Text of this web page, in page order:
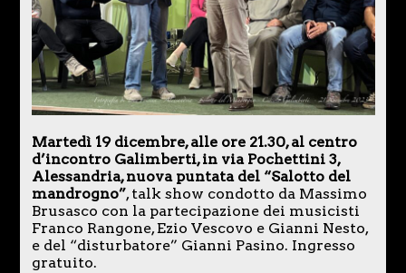
Martedì 19 dicembre, alle ore 21.30, al centro
d’incontro Galimberti, in via Pochettini 3,
Alessandria, nuova puntata del “Salotto del
mandrogno”, talk show condotto da Massimo
Brusasco con la partecipazione dei musicisti
Franco Rangone, Ezio Vescovo e Gianni Nesto,
e del “disturbatore” Gianni Pasino. Ingresso
gratuito.